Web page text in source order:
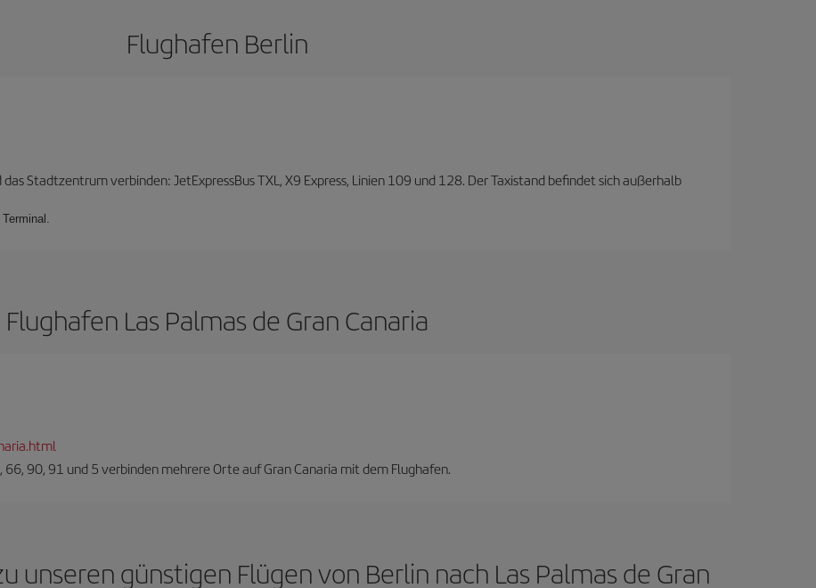
Flughafen Berlin
Stadtzentrum verbinden: JetExpressBus TXL, X9 Express, Linien 109 und 128. Der Taxistand befindet sich außerhalb
Flughafen Las Palmas de Gran Canaria
66, 90, 91 und 5 verbinden mehrere Orte auf Gran Canaria mit dem Flughafen.
unseren günstigen Flügen von Berlin nach Las Palmas de Gran